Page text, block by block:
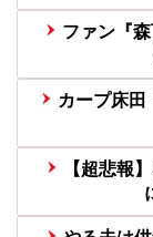
ファン『
カープ床田
【超悲報